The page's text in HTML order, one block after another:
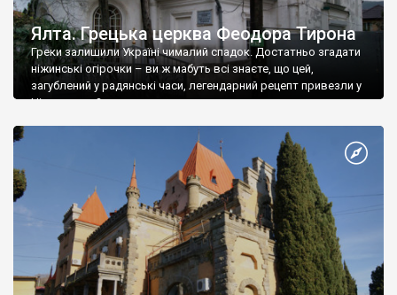
Ялта. Грецька церква Феодора Тирона
Греки залишили Україні чималий спадок. Достатньо згадати
ніжинські огірочки – ви ж мабуть всі знаєте, що цей,
загублений у радянські часи, легендарний рецепт привезли у
Ніжин греки?